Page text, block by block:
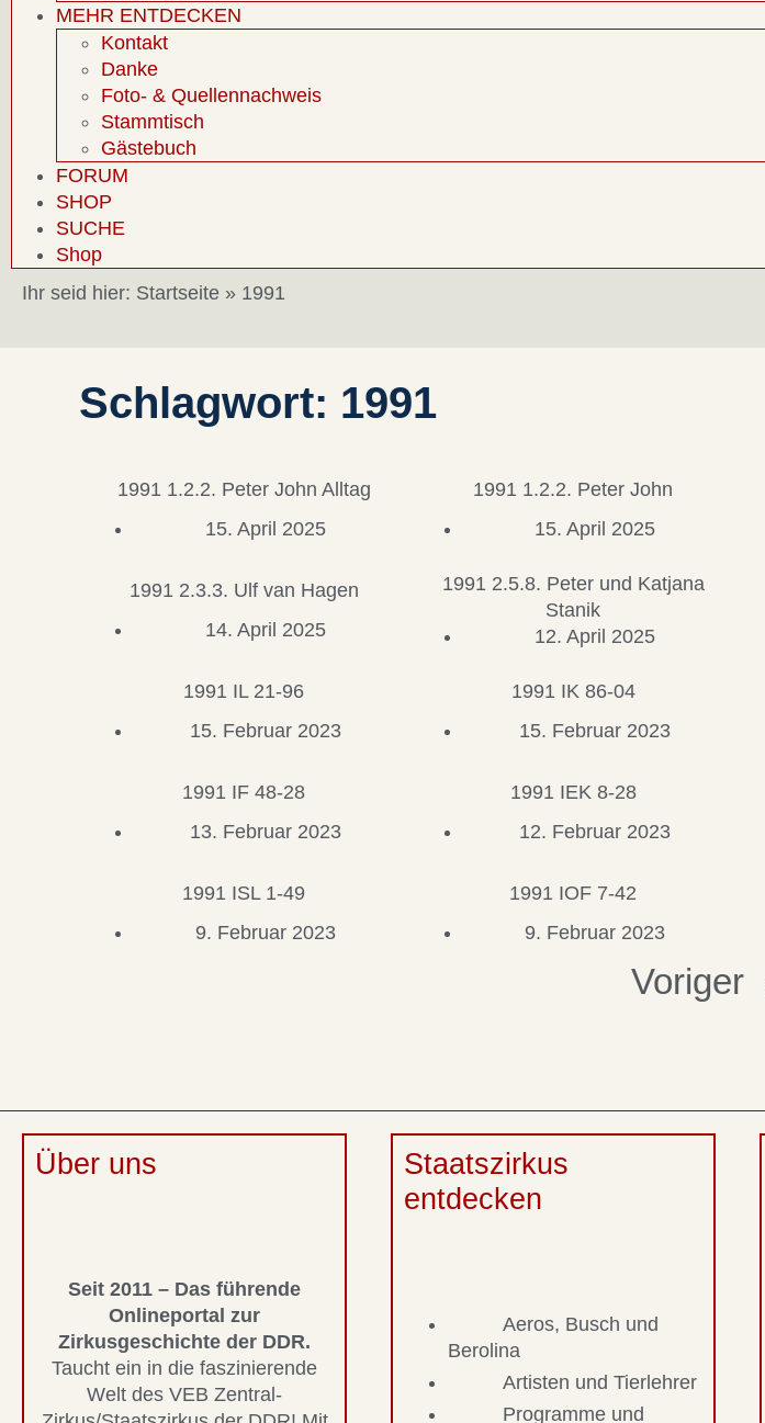
MEHR ENTDECKEN
Kontakt
Danke
Foto- & Quellennachweis
Stammtisch
Gästebuch
FORUM
SHOP
SUCHE
Shop
Ihr seid hier: Startseite » 1991
Schlagwort: 1991
1991 1.2.2. Peter John Alltag
15. April 2025
1991 1.2.2. Peter John
15. April 2025
1991 2.3.3. Ulf van Hagen
14. April 2025
1991 2.5.8. Peter und Katjana
Stanik
12. April 2025
1991 IL 21-96
15. Februar 2023
1991 IK 86-04
15. Februar 2023
1991 IF 48-28
13. Februar 2023
1991 IEK 8-28
12. Februar 2023
1991 ISL 1-49
9. Februar 2023
1991 IOF 7-42
9. Februar 2023
Voriger
Über uns
Seit 2011 – Das führende
Onlineportal zur
Zirkusgeschichte der DDR.
Taucht ein in die faszinierende
Welt des VEB Zentral-
Staatszirkus
entdecken
Aeros, Busch und
Berolina
Artisten und Tierlehrer
Programme und